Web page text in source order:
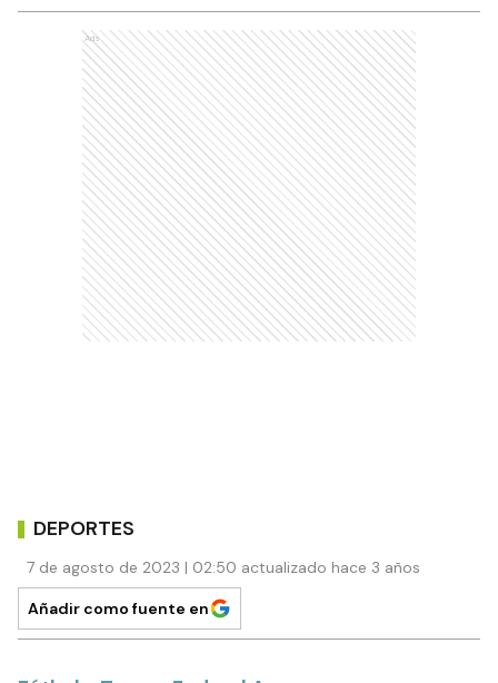
Ads
DEPORTES
7 de agosto de 2023 | 02:50 actualizado hace 3 años
Añadir como fuente en